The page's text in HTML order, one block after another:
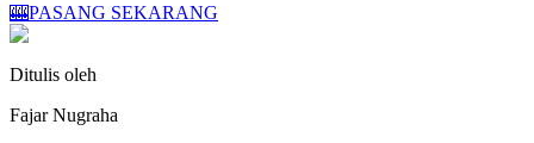
🎰PASANG SEKARANG
Ditulis oleh
Fajar Nugraha